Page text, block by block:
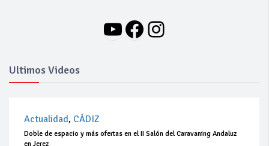
YouTube
Facebook
Instagram
Ultimos Videos
Actualidad, CÁDIZ
Doble de espacio y más ofertas en el II Salón del Caravaning Andaluz
en Jerez